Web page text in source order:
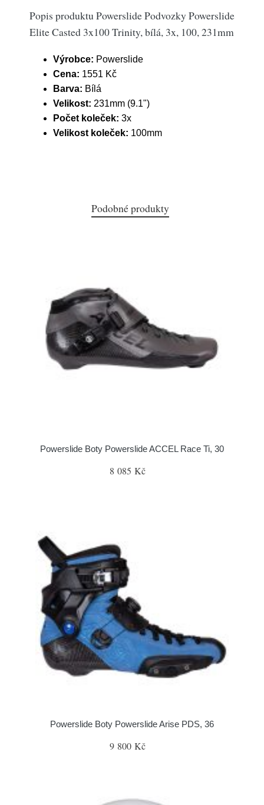
Popis produktu Powerslide Podvozky Powerslide
Elite Casted 3x100 Trinity, bílá, 3x, 100, 231mm
Výrobce: Powerslide
Cena: 1551 Kč
Barva: Bílá
Velikost: 231mm (9.1")
Počet koleček: 3x
Velikost koleček: 100mm
Podobné produkty
Powerslide Boty Powerslide ACCEL Race Ti, 30
8 085 Kč
Powerslide Boty Powerslide Arise PDS, 36
9 800 Kč